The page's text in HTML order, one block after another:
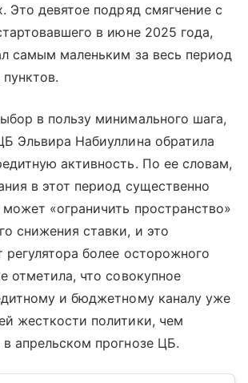
Это девятое подряд смягчение с
в июне 2025 года,
самым маленьким за весь период
в пользу минимального шага,
Эльвира Набиуллина обратила
активность. По ее словам,
в этот период существенно
«ограничить пространство»
снижения ставки, и это
регулятора более осторожного
отметила, что совокупное
и бюджетному каналу уже
жесткости политики, чем
апрельском прогнозе ЦБ.